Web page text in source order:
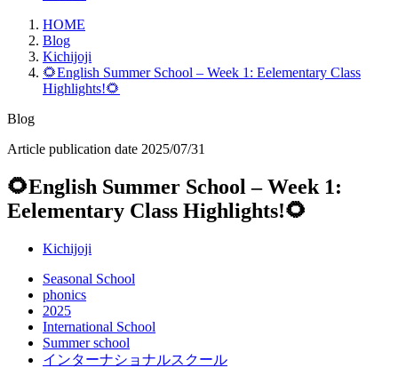
HOME
Blog
Kichijoji
🌻English Summer School – Week 1: Eelementary Class
Highlights!🌻
Blog
Article publication date 2025/07/31
🌻English Summer School – Week 1:
Eelementary Class Highlights!🌻
Kichijoji
Seasonal School
phonics
2025
International School
Summer school
インターナショナルスクール